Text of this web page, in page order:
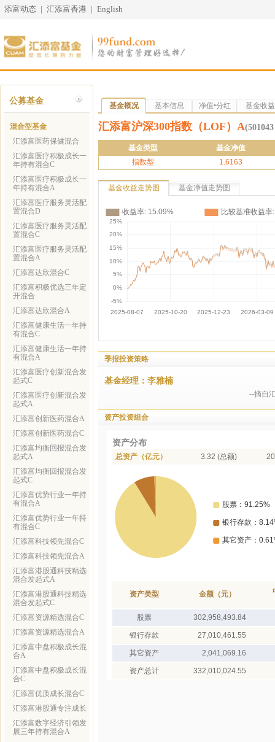
添富动态 | 汇添富香港 | English
公募基金
混合型基金
汇添富医药保健混合
汇添富医疗积极成长一
年持有混合C
汇添富医疗积极成长一
年持有混合A
汇添富医疗服务灵活配
置混合D
汇添富医疗服务灵活配
置混合C
汇添富医疗服务灵活配
置混合A
汇添富达欣混合C
汇添富积极优选三年定
开混合
汇添富达欣混合A
汇添富健康生活一年持
有混合C
汇添富健康生活一年持
有混合A
汇添富医疗创新混合发
起式C
汇添富医疗创新混合发
起式A
汇添富创新医药混合A
汇添富创新医药混合C
汇添富均衡回报混合发
起式A
汇添富均衡回报混合发
起式C
汇添富优势行业一年持
有混合A
汇添富优势行业一年持
有混合C
汇添富科技领先混合C
汇添富科技领先混合A
汇添富港股通科技精选
混合发起式A
汇添富港股通科技精选
混合发起式C
汇添富资源精选混合C
汇添富资源精选混合A
汇添富中盘积极成长混
合A
汇添富中盘积极成长混
合C
汇添富优质成长混合C
汇添富港股通专注成长
汇添富数字经济引领发
展三年持有混合A
基金概况 基本信息 净值•分红 基金收益
汇添富沪深300指数（LOF）A
基金类型
基金净值
指数型
1.6163
基金收益走势图 基金净值走势图
季报投资策略
基金经理：李雅楠
--摘自
资产投资组合
资产分布
总资产（亿元） 3.32 (总额)
资产类型 金额（元）
股票 302,958,493.84
银行存款 27,010,461.55
其它资产 2,041,069.16
资产总计 332,010,024.55